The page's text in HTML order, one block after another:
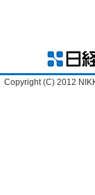
Copyright (C) 2012